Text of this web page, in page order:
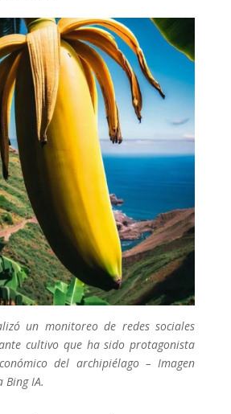
un monitoreo de redes sociales
cultivo que ha sido protagonista
del archipiélago – Imagen
Bing IA.